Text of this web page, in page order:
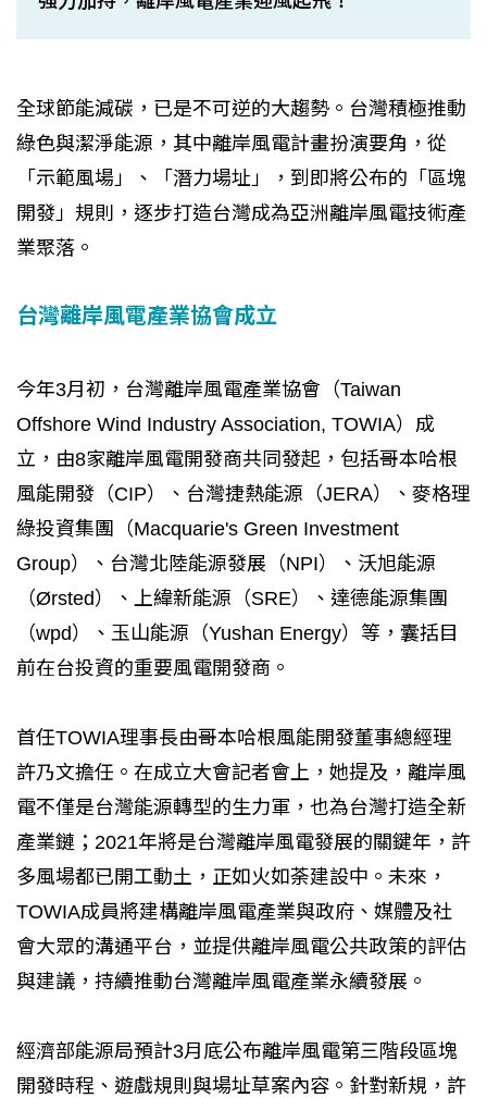
全球節能減碳，已是不可逆的大趨勢。台灣積極推動
綠色與潔淨能源，其中離岸風電計畫扮演要角，從
「示範風場」、「潛力場址」，到即將公布的「區塊
開發」規則，逐步打造台灣成為亞洲離岸風電技術產
業聚落。
台灣離岸風電產業協會成立
今年3月初，台灣離岸風電產業協會（Taiwan
Offshore Wind Industry Association, TOWIA）成
立，由8家離岸風電開發商共同發起，包括哥本哈根
風能開發（CIP）、台灣捷熱能源（JERA）、麥格理
綠投資集團（Macquarie's Green Investment
Group）、台灣北陸能源發展（NPI）、沃旭能源
（Ørsted）、上緯新能源（SRE）、達德能源集團
（wpd）、玉山能源（Yushan Energy）等，囊括目
前在台投資的重要風電開發商。
首任TOWIA理事長由哥本哈根風能開發董事總經理
許乃文擔任。在成立大會記者會上，她提及，離岸風
電不僅是台灣能源轉型的生力軍，也為台灣打造全新
產業鏈；2021年將是台灣離岸風電發展的關鍵年，許
多風場都已開工動土，正如火如荼建設中。未來，
TOWIA成員將建構離岸風電產業與政府、媒體及社
會大眾的溝通平台，並提供離岸風電公共政策的評估
與建議，持續推動台灣離岸風電產業永續發展。
經濟部能源局預計3月底公布離岸風電第三階段區塊
開發時程、遊戲規則與場址草案內容。針對新規，許